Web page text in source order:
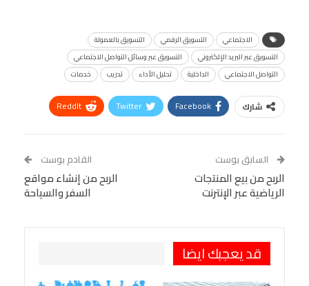
الاجتماعي التسويق الرقمي
التسويق بالعمولة
التسويق عبر البريد الإلكتروني
التسويق عبر وسائل التواصل الاجتماعي
التواصل الاجتماعي
الداخلية تحليل الأداء تدريب خدمات
شارك Facebook
Twitter
ReddIt
Tumblr
البريد الإلكتروني
VK
Digg
LINE
Viber
السابق بوست
الربح من بيع المنتجات
الرياضية عبر الإنترنت
القادم بوست
الربح من إنشاء مواقع
السفر والسياحة
قد يعجبك ايضا